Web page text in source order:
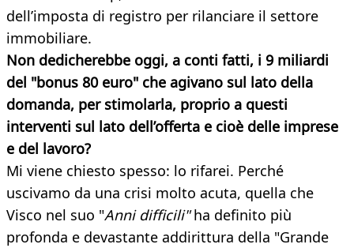
dell’imposta di registro per rilanciare il settore
immobiliare.
Non dedicherebbe oggi, a conti fatti, i 9 miliardi
del "bonus 80 euro" che agivano sul lato della
domanda, per stimolarla, proprio a questi
interventi sul lato dell’offerta e cioè delle imprese
e del lavoro?
Mi viene chiesto spesso: lo rifarei. Perché
uscivamo da una crisi molto acuta, quella che
Visco nel suo "Anni difficili"ha definito più
profonda e devastante addirittura della "Grande